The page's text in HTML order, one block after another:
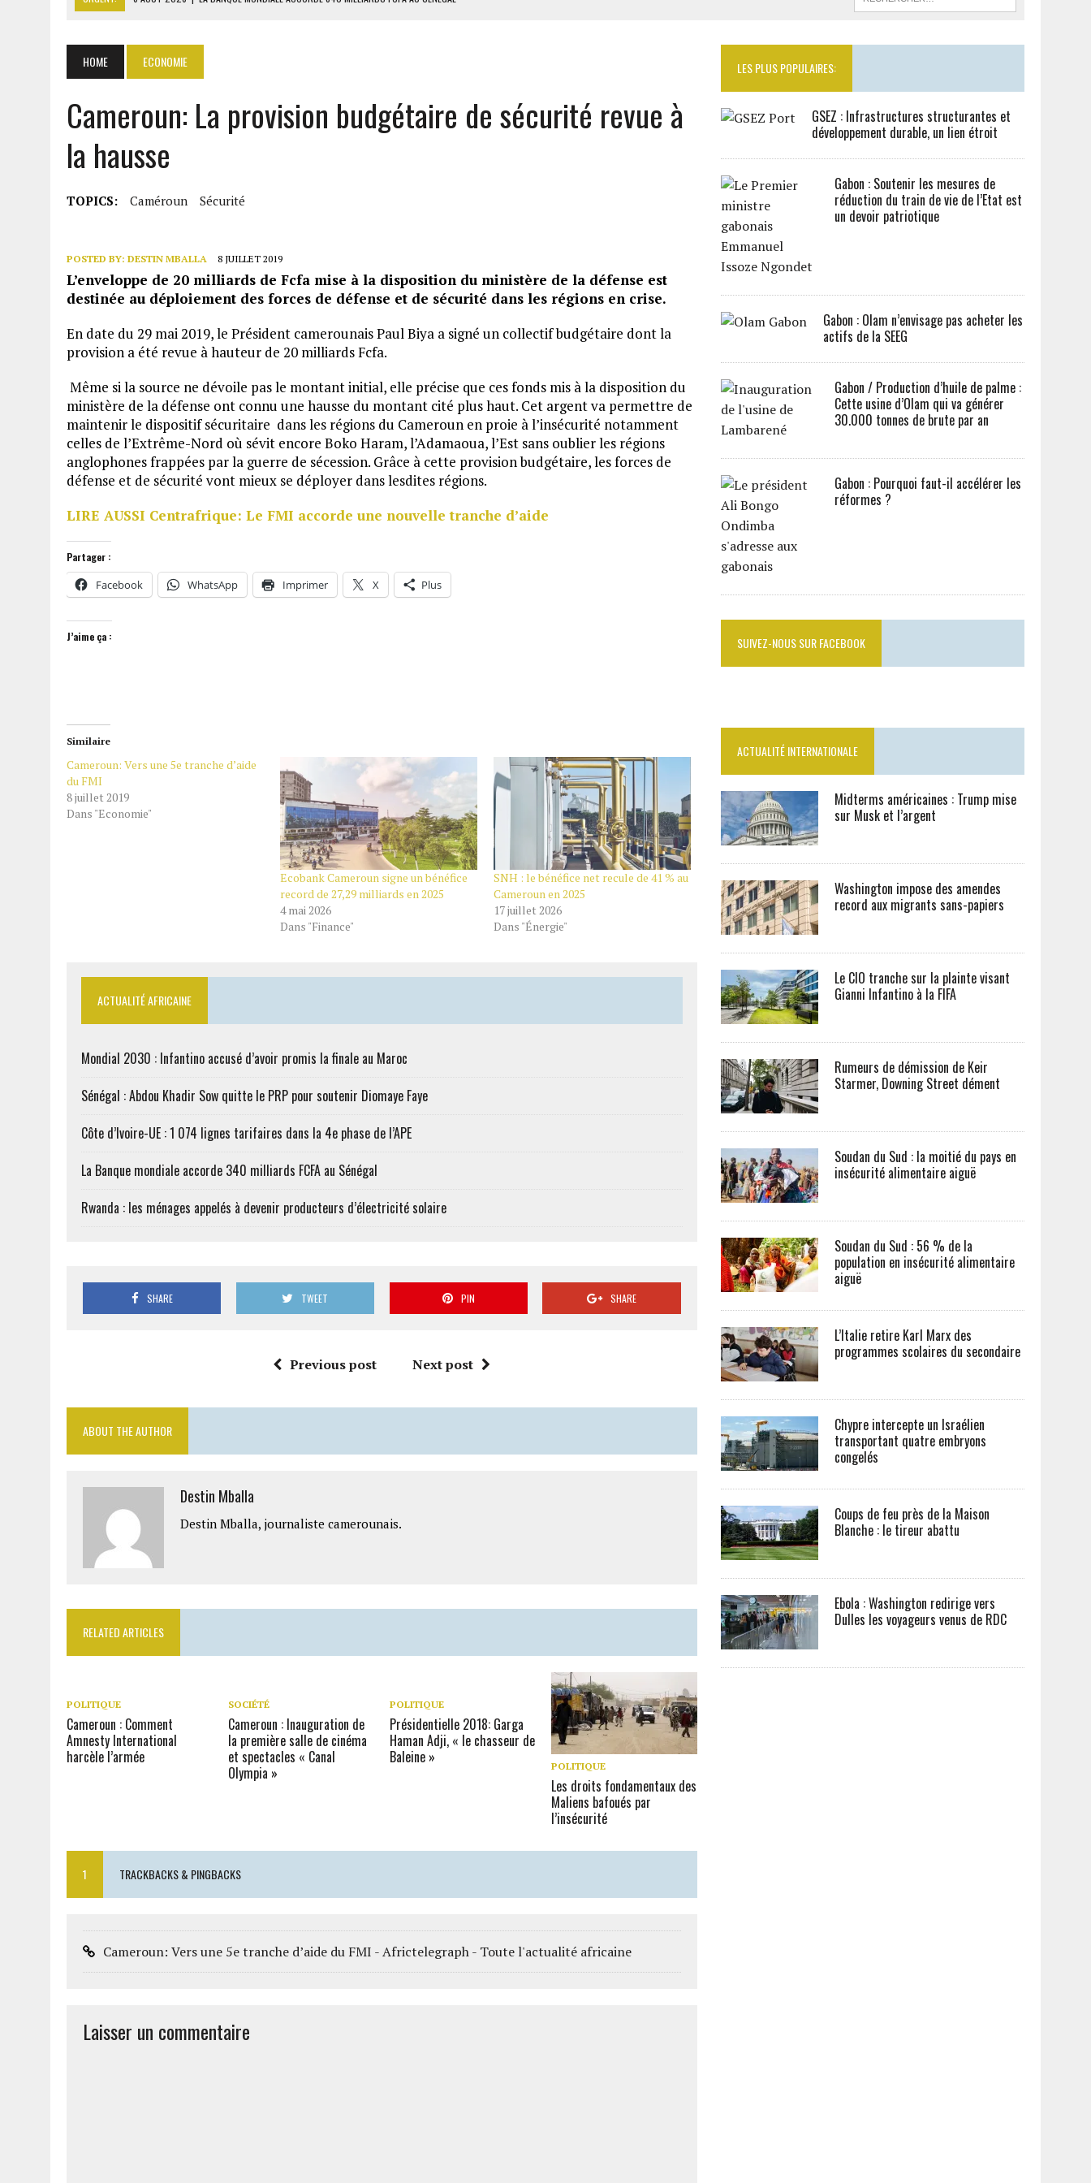
6 AOÛT 2026 | SÉNÉGAL : ABDOU KHADIR SOW QUITTE LE PRP POUR SOUTENIR DIOMAYE FAYE
CÔTE D’IVOIRE-UE : 1 074 LIGNES TARIFAIRES DANS LA 4E PHASE DE L’APE
HOME ECONOMIE
Cameroun: La provision budgétaire de sécurité revue à
la hausse
TOPICS: Caméroun Sécurité
POSTED BY: DESTIN MBALLA 8 JUILLET 2019
L’enveloppe de 20 milliards de Fcfa mise à la disposition du ministère de la défense est
destinée au déploiement des forces de défense et de sécurité dans les régions en crise.
En date du 29 mai 2019, le Président camerounais Paul Biya a signé un collectif budgétaire dont la
provision a été revue à hauteur de 20 milliards Fcfa.
Même si la source ne dévoile pas le montant initial, elle précise que ces fonds mis à la disposition du
ministère de la défense ont connu une hausse du montant cité plus haut. Cet argent va permettre de
maintenir le dispositif sécuritaire dans les régions du Cameroun en proie à l’insécurité notamment
celles de l’Extrême-Nord où sévit encore Boko Haram, l’Adamaoua, l’Est sans oublier les régions
anglophones frappées par la guerre de sécession. Grâce à cette provision budgétaire, les forces de
défense et de sécurité vont mieux se déployer dans lesdites régions.
LIRE AUSSI Centrafrique: Le FMI accorde une nouvelle tranche d’aide
Partager :
Facebook WhatsApp Imprimer X Plus
J’aime ça :
Similaire
Cameroun: Vers une 5e tranche d’aide
du FMI
8 juillet 2019
Dans "Economie"
Ecobank Cameroun signe un bénéfice
record de 27,29 milliards en 2025
4 mai 2026
Dans "Finance"
SNH : le bénéfice net recule de 41 % au
Cameroun en 2025
17 juillet 2026
Dans "Énergie"
ACTUALITÉ AFRICAINE
Mondial 2030 : Infantino accusé d’avoir promis la finale au Maroc
Sénégal : Abdou Khadir Sow quitte le PRP pour soutenir Diomaye Faye
Côte d’Ivoire-UE : 1 074 lignes tarifaires dans la 4e phase de l’APE
La Banque mondiale accorde 340 milliards FCFA au Sénégal
Rwanda : les ménages appelés à devenir producteurs d’électricité solaire
SHARE TWEET PIN SHARE
Previous post Next post
ABOUT THE AUTHOR
Destin Mballa
Destin Mballa, journaliste camerounais.
RELATED ARTICLES
POLITIQUE
Cameroun : Comment
Amnesty International
harcèle l’armée
SOCIÉTÉ
Cameroun : Inauguration de
la première salle de cinéma
et spectacles « Canal
Olympia »
POLITIQUE
Présidentielle 2018: Garga
Haman Adji, « le chasseur de
Baleine »
POLITIQUE
Les droits fondamentaux des
Maliens bafoués par
l’insécurité
1 TRACKBACKS & PINGBACKS
Cameroun: Vers une 5e tranche d’aide du FMI - Africtelegraph - Toute l'actualité africaine
Laisser un commentaire
LES PLUS POPULAIRES:
GSEZ : Infrastructures structurantes et
développement durable, un lien étroit
Gabon : Soutenir les mesures de
réduction du train de vie de l’Etat est
un devoir patriotique
Gabon : Olam n’envisage pas acheter les
actifs de la SEEG
Gabon / Production d’huile de palme :
Cette usine d’Olam qui va générer
30.000 tonnes de brute par an
Gabon : Pourquoi faut-il accélérer les
réformes ?
SUIVEZ-NOUS SUR FACEBOOK
ACTUALITÉ INTERNATIONALE
Midterms américaines : Trump mise
sur Musk et l’argent
Washington impose des amendes
record aux migrants sans-papiers
Le CIO tranche sur la plainte visant
Gianni Infantino à la FIFA
Rumeurs de démission de Keir
Starmer, Downing Street dément
Soudan du Sud : la moitié du pays en
insécurité alimentaire aiguë
Soudan du Sud : 56 % de la
population en insécurité alimentaire
aiguë
L’Italie retire Karl Marx des
programmes scolaires du secondaire
Chypre intercepte un Israélien
transportant quatre embryons
congelés
Coups de feu près de la Maison
Blanche : le tireur abattu
Ebola : Washington redirige vers
Dulles les voyageurs venus de RDC